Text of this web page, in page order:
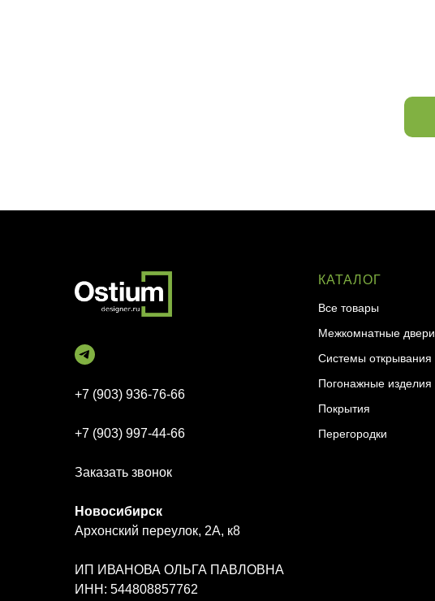
+7 (903) 936-76-66
+7 (903) 997-44-66
Заказать звонок
Новосибирск
Архонский переулок, 2А, к8
ИП ИВАНОВА ОЛЬГА ПАВЛОВНА
ИНН: 544808857762
КАТАЛОГ
Все товары
Межкомнатные двери
Системы открывания
Погонажные изделия
Покрытия
Перегородки